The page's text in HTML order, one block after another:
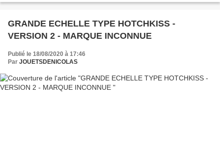
GRANDE ECHELLE TYPE HOTCHKISS -
VERSION 2 - MARQUE INCONNUE
Publié le 18/08/2020 à 17:46
Par JOUETSDENICOLAS